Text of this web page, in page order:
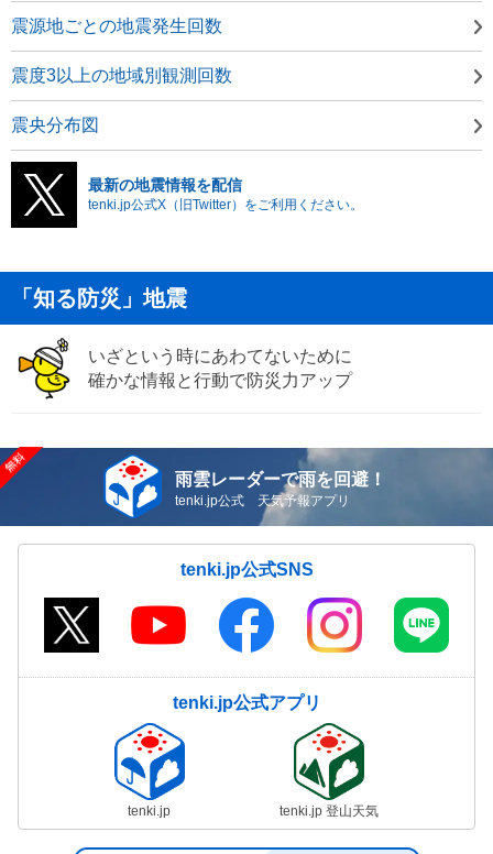
震源地ごとの地震発生回数
震度3以上の地域別観測回数
震央分布図
最新の地震情報を配信
tenki.jp公式X（旧Twitter）をご利用ください。
「知る防災」地震
いざという時にあわてないために
確かな情報と行動で防災力アップ
雨雲レーダーで雨を回避！
tenki.jp公式 天気予報アプリ
tenki.jp公式SNS
tenki.jp公式アプリ
tenki.jp tenki.jp 登山天気